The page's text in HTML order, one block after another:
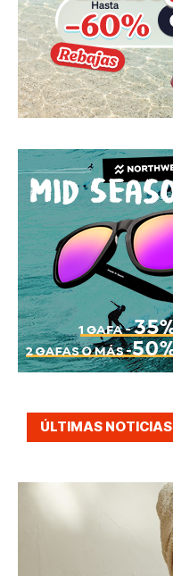
ÚLTIMAS NOTICIAS